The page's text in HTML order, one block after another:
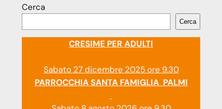
Cerca
Cerca
CRESIME PER ADULTI
Sabato 27 dicembre 2025 ore 9.30
PARROCCHIA SANTA FAMIGLIA PALMI